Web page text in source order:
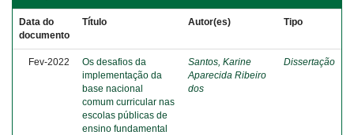
Data do
documento
Título Autor(es) Tipo
Fev-2022
Os desafios da
implementação da
base nacional
comum curricular nas
escolas públicas de
ensino fundamental
Santos, Karine
Aparecida Ribeiro
dos
Dissertação